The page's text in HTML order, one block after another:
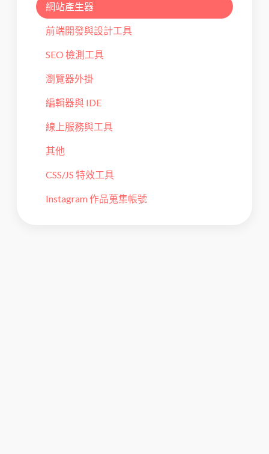
網站產生器
前端開發與設計工具
SEO 檢測工具
瀏覽器外掛
編輯器與 IDE
線上服務與工具
其他
CSS/JS 特效工具
Instagram 作品蒐集帳號